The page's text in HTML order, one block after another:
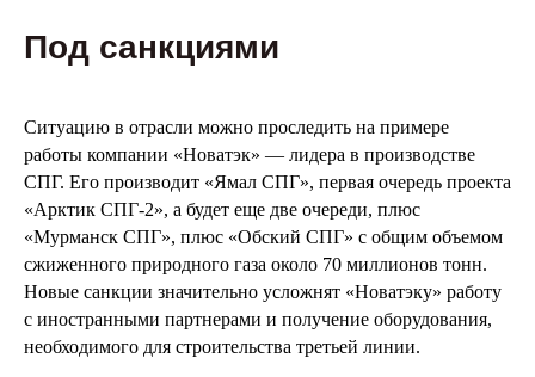
Под санкциями
Ситуацию в отрасли можно проследить на примере
работы компании «Новатэк» — лидера в производстве
СПГ. Его производит «Ямал СПГ», первая очередь проекта
«Арктик СПГ-2», а будет еще две очереди, плюс
«Мурманск СПГ», плюс «Обский СПГ» с общим объемом
сжиженного природного газа около 70 миллионов тонн.
Новые санкции значительно усложнят «Новатэку» работу
с иностранными партнерами и получение оборудования,
необходимого для строительства третьей линии.